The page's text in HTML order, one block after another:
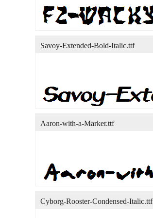
Savoy-Extended-Bold-Italic.ttf
Aaron-with-a-Marker.ttf
Cyborg-Rooster-Condensed-Italic.ttf